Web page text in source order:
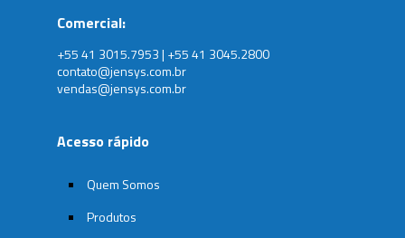
Comercial:
+55 41 3015.7953 | +55 41 3045.2800
contato@jensys.com.br
vendas@jensys.com.br
Acesso rápido
Quem Somos
Produtos